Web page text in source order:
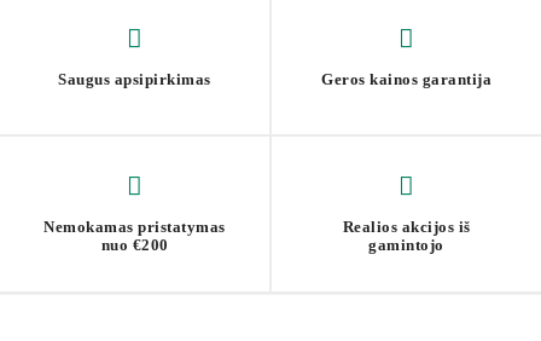
Saugus apsipirkimas Geros kainos garantija
Nemokamas pristatymas
nuo €200
Realios akcijos iš
gamintojo